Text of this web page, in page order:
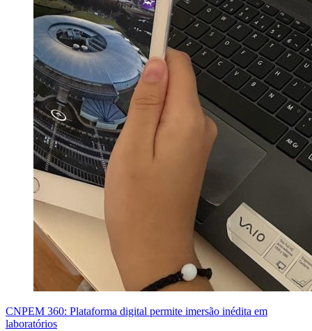
CNPEM 360: Plataforma digital permite imersão inédita em
laboratórios